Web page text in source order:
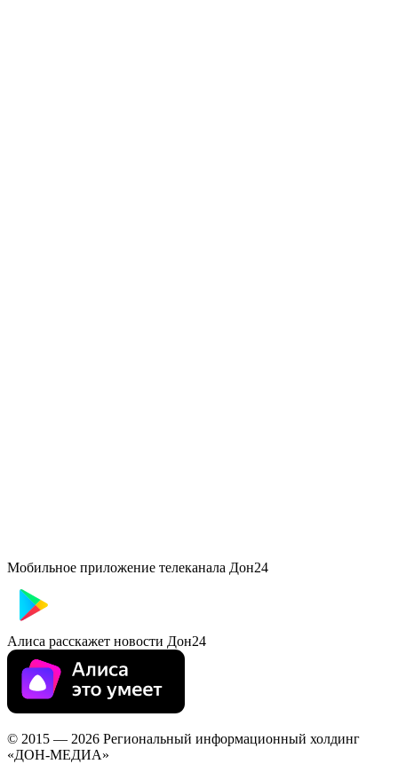
Мобильное приложение телеканала Дон24
Алиса расскажет новости Дон24
© 2015 — 2026 Региональный информационный холдинг
«ДОН-МЕДИА»